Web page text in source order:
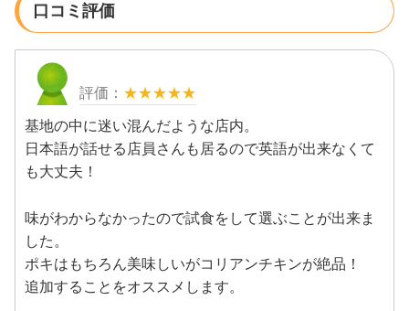
口コミ評価
★★★★★
基地の中に迷い混んだような店内。
日本語が話せる店員さんも居るので英語が出来なくて
も大丈夫！
味がわからなかったので試食をして選ぶことが出来ま
した。
ポキはもちろん美味しいがコリアンチキンが絶品！
追加することをオススメします。